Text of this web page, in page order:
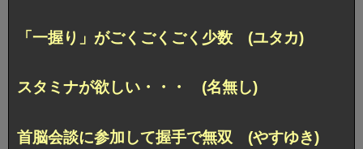
「一握り」がごくごくごく少数 (ユタカ)
スタミナが欲しい・・・ (名無し)
首脳会談に参加して握手で無双 (やすゆき)